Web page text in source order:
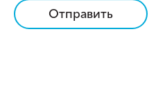
Отправить